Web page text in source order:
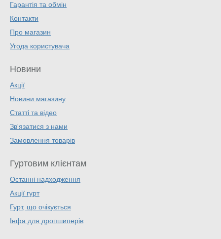
Гарантія та обмін
Контакти
Про магазин
Угода користувача
Новини
Акції
Новини магазину
Статті та відео
Зв'язатися з нами
Замовлення товарів
Гуртовим клієнтам
Останні надходження
Акції гурт
Гурт, що очікується
Інфа для дропшиперів